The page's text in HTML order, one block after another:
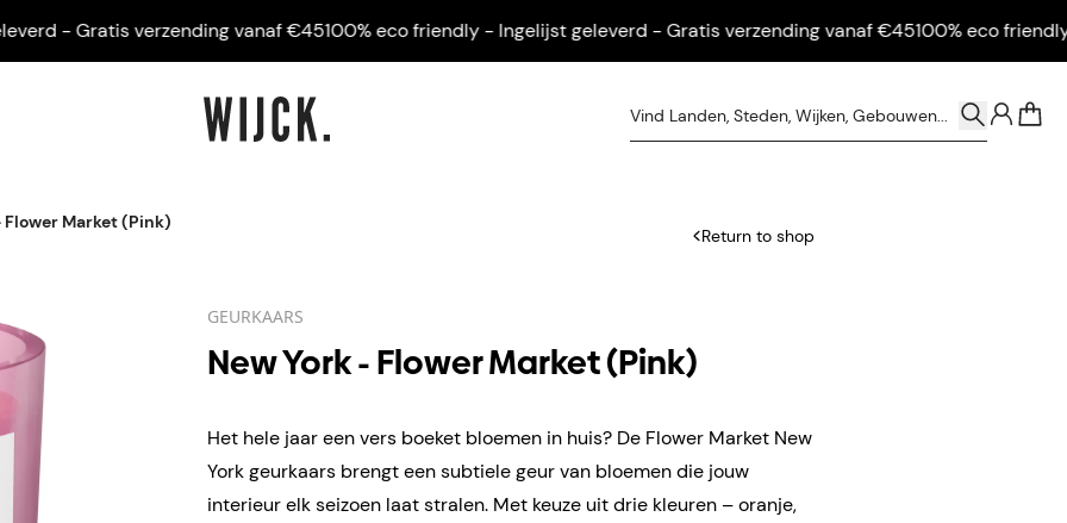
- Gratis verzending vanaf €45100% eco friendly - Ingelijst geleverd - Gratis verzending vanaf €45100% eco friendly -
Flower Market (Pink)
Return to shop
GEURKAARS
New York - Flower Market (Pink)
Het hele jaar een vers boeket bloemen in huis? De Flower Market New
York geurkaars brengt een subtiele geur van bloemen die jouw
interieur elk seizoen laat stralen. Met keuze uit drie kleuren – oranje,